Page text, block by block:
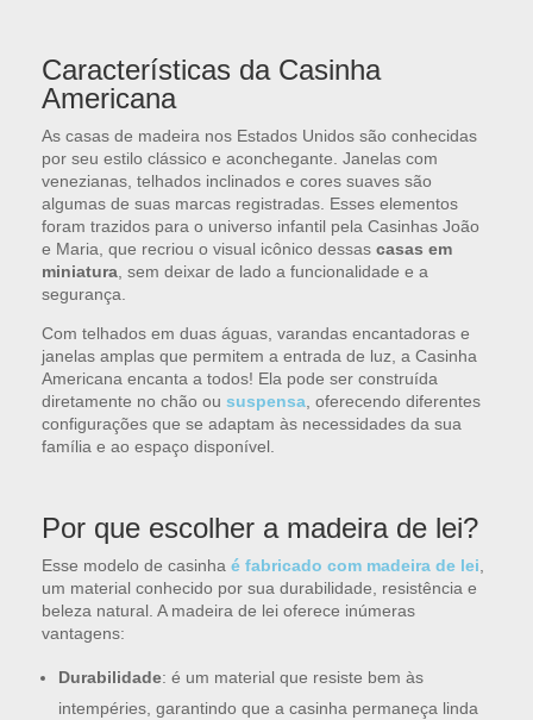
Características da Casinha
Americana
As casas de madeira nos Estados Unidos são conhecidas
por seu estilo clássico e aconchegante. Janelas com
venezianas, telhados inclinados e cores suaves são
algumas de suas marcas registradas. Esses elementos
foram trazidos para o universo infantil pela Casinhas João
e Maria, que recriou o visual icônico dessas casas em
miniatura, sem deixar de lado a funcionalidade e a
segurança.
Com telhados em duas águas, varandas encantadoras e
janelas amplas que permitem a entrada de luz, a Casinha
Americana encanta a todos! Ela pode ser construída
diretamente no chão ou suspensa, oferecendo diferentes
configurações que se adaptam às necessidades da sua
família e ao espaço disponível.
Por que escolher a madeira de lei?
Esse modelo de casinha é fabricado com madeira de lei,
um material conhecido por sua durabilidade, resistência e
beleza natural. A madeira de lei oferece inúmeras
vantagens:
Durabilidade: é um material que resiste bem às
intempéries, garantindo que a casinha permaneça linda